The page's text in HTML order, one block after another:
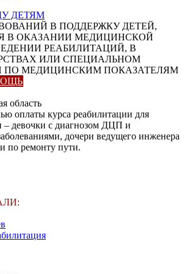
ДЕТЯМ
В ПОДДЕРЖКУ ДЕТЕЙ,
ОКАЗАНИИ МЕДИЦИНСКОЙ
РЕАБИЛИТАЦИЙ, В
ИЛИ СПЕЦИАЛЬНОМ
ПО МЕДИЦИНСКИМ ПОКАЗАТЕЛЯМ
область
оплаты курса реабилитации для
– девочки с диагнозом ДЦП и
дочери ведущего инженера
по ремонту пути.